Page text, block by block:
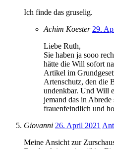
Ich finde das gruselig.
Achim Koester 29.
Liebe Ruth,
Sie haben ja sooo
hätte die Will sofort
Artikel im
Artenschutz, den die
undenkbar. Und Will
jemand das in
frauenfeindlich und
Giovanni 26. April 2021
Meine Ansicht zur